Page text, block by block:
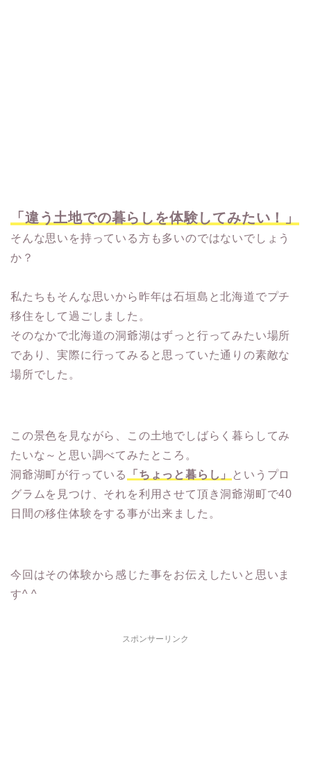
「違う土地での暮らしを体験してみたい！」
そんな思いを持っている方も多いのではないでしょう
か？
私たちもそんな思いから昨年は石垣島と北海道でプチ
移住をして過ごしました。
そのなかで北海道の洞爺湖はずっと行ってみたい場所
であり、実際に行ってみると思っていた通りの素敵な
場所でした。
この景色を見ながら、この土地でしばらく暮らしてみ
たいな～と思い調べてみたところ。
洞爺湖町が行っている
「ちょっと暮らし」
というプロ
グラムを見つけ、それを利用させて頂き洞爺湖町で40
日間の移住体験をする事が出来ました。
今回はその体験から感じた事をお伝えしたいと思いま
す^ ^
スポンサーリンク